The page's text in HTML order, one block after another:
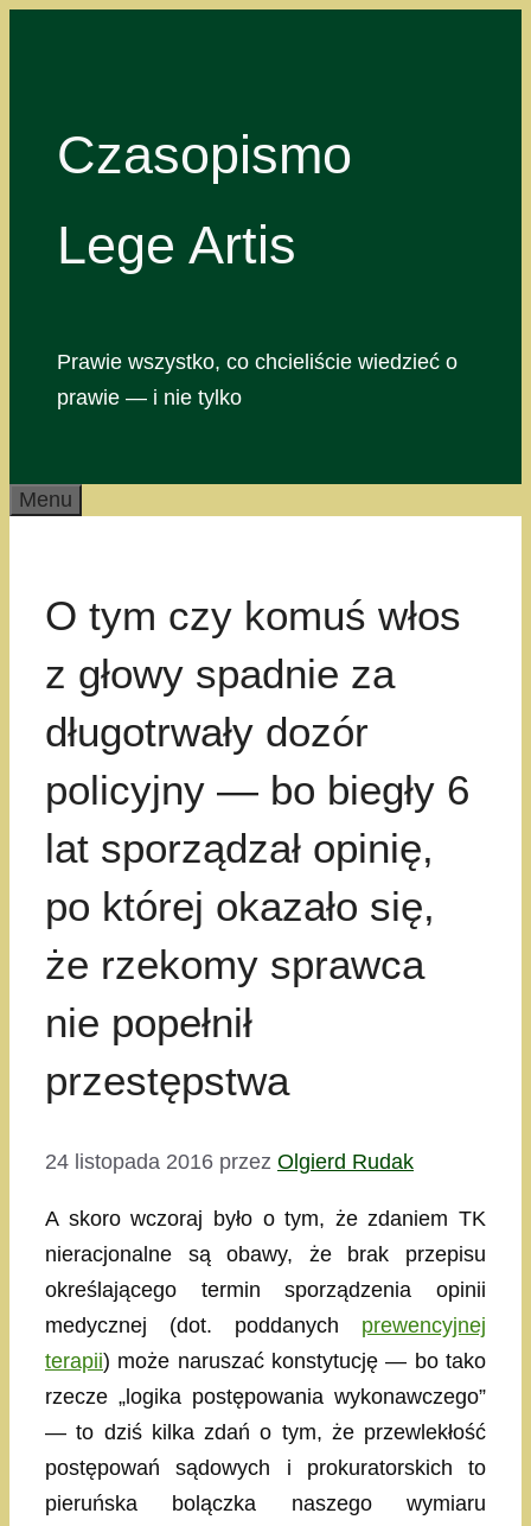
Czasopismo
Lege Artis
Prawie wszystko, co chcieliście wiedzieć o
prawie — i nie tylko
Menu
O tym czy komuś włos
z głowy spadnie za
długotrwały dozór
policyjny — bo biegły 6
lat sporządzał opinię,
po której okazało się,
że rzekomy sprawca
nie popełnił
przestępstwa
24 listopada 2016 przez Olgierd Rudak
A skoro wczoraj było o tym, że zdaniem TK
nieracjonalne są obawy, że brak przepisu
określającego termin sporządzenia opinii
medycznej (dot. poddanych prewencyjnej
terapii) może naruszać konstytucję — bo tako
rzecze „logika postępowania wykonawczego”
— to dziś kilka zdań o tym, że przewlekłość
postępowań sądowych i prokuratorskich to
pieruńska bolączka naszego wymiaru